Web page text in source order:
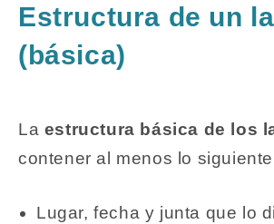
Estructura de un
(básica)
La estructura básica de los
contener al menos lo
Lugar, fecha y junta que lo